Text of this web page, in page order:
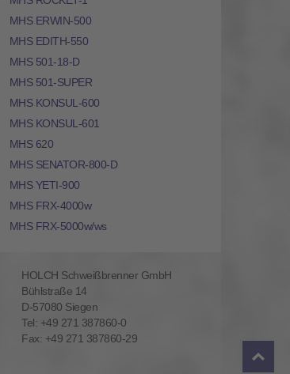
MHS ERWIN-500
MHS EDITH-550
MHS 501-18-D
MHS 501-SUPER
MHS KONSUL-600
MHS KONSUL-601
MHS 620
MHS SENATOR-800-D
MHS YETI-900
MHS FRX-4000w
MHS FRX-5000w/ws
HOLCH Schweißbrenner GmbH
Bühlstraße 14
D-57080 Siegen
Tel: +49 271 387860-0
Fax: +49 271 387860-29